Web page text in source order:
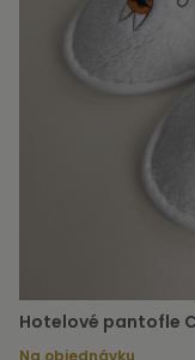
Hotelové pantofle
Na objednávku